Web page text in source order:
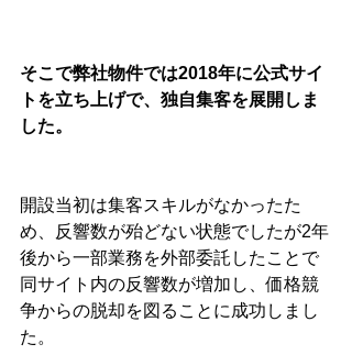
そこで弊社物件では2018年に公式サイ
トを立ち上げで、独自集客を展開しま
した。
開設当初は集客スキルがなかったた
め、反響数が殆どない状態でしたが2年
後から一部業務を外部委託したことで
同サイト内の反響数が増加し、価格競
争からの脱却を図ることに成功しまし
た。